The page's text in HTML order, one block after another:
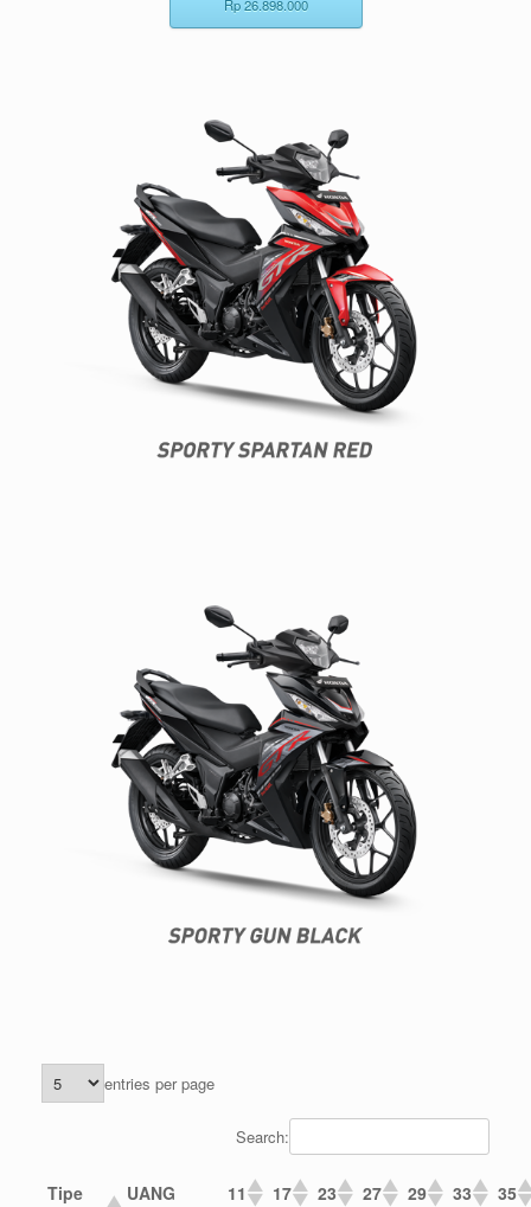
Rp 26.898.000
entries per page
Search:
Tipe
UANG
11 17 23 27 29 33 35